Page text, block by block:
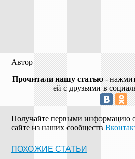
Автор
Прочитали нашу статью -
ей с друзьями в
Получайте первыми информацию
сайте из наших сообществ
ПОХОЖИЕ СТАТЬИ